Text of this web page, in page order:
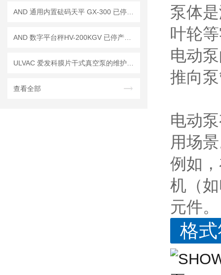
查看全部
泵体
叶轮
电动
推向
电动
用场
例如
机（
元件。
格